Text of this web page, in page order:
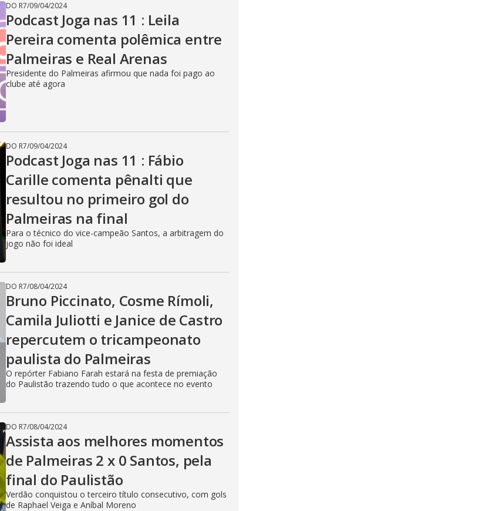
DO R7/09/04/2024
Podcast Joga nas 11 : Leila
Pereira comenta polêmica entre
Palmeiras e Real Arenas
Presidente do Palmeiras afirmou que nada foi pago ao
clube até agora
DO R7/09/04/2024
Podcast Joga nas 11 : Fábio
Carille comenta pênalti que
resultou no primeiro gol do
Palmeiras na final
Para o técnico do vice-campeão Santos, a arbitragem do
jogo não foi ideal
DO R7/08/04/2024
Bruno Piccinato, Cosme Rímoli,
Camila Juliotti e Janice de Castro
repercutem o tricampeonato
paulista do Palmeiras
O repórter Fabiano Farah estará na festa de premiação
do Paulistão trazendo tudo o que acontece no evento
DO R7/08/04/2024
Assista aos melhores momentos
de Palmeiras 2 x 0 Santos, pela
final do Paulistão
Verdão conquistou o terceiro título consecutivo, com gols
de Raphael Veiga e Aníbal Moreno